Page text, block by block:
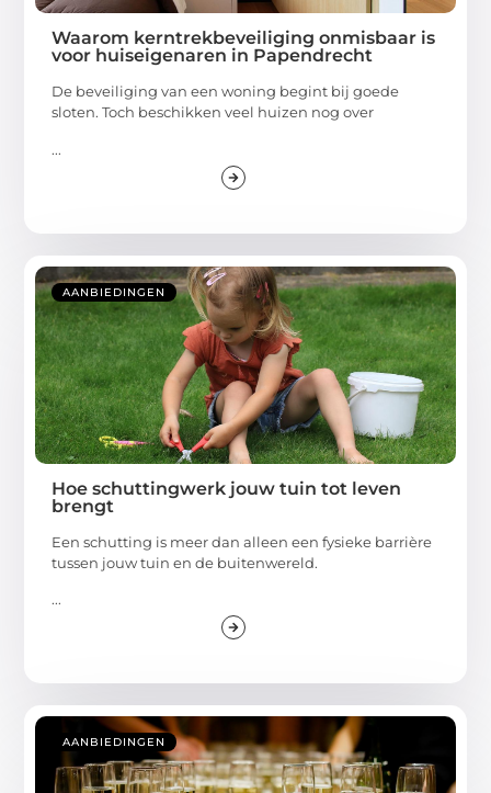
Waarom kerntrekbeveiliging onmisbaar is
voor huiseigenaren in Papendrecht
De beveiliging van een woning begint bij goede
sloten. Toch beschikken veel huizen nog over
...
AANBIEDINGEN
Hoe schuttingwerk jouw tuin tot leven
brengt
Een schutting is meer dan alleen een fysieke barrière
tussen jouw tuin en de buitenwereld.
...
AANBIEDINGEN